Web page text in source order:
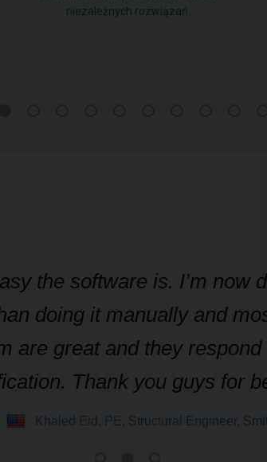
the software is. I’m now
doing it manually and
are great and they
Thank you guys for